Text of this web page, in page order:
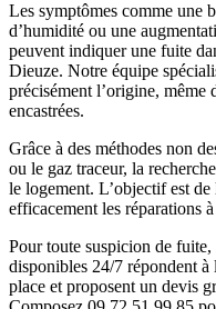
Les symptômes comme une
d’humidité ou une
peuvent indiquer une fuite
Dieuze. Notre équipe
précisément l’origine, même
encastrées.
Grâce à des méthodes non
ou le gaz traceur, la
le logement. L’objectif est
efficacement les réparations
Pour toute suspicion de
disponibles 24/7 répondent à
place et proposent un devis